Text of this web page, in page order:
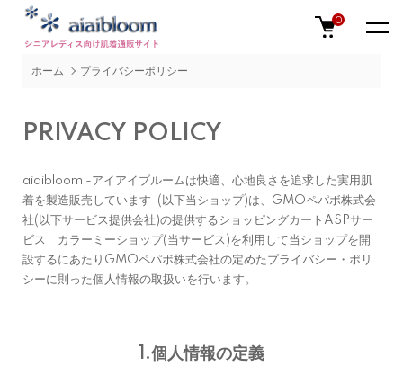
0
ホーム プライバシーポリシー
PRIVACY POLICY
aiaibloom -アイアイブルームは快適、心地良さを追求した実用肌
着を製造販売しています-(以下当ショップ)は、 GMOペパボ株式会
社(以下サービス提供会社)の提供するショッピングカートASPサー
ビス
カラーミーショップ(当サービス)を利用して当ショップを開
設するにあたりGMOペパボ株式会社の定めたプライバシー・ポリ
シーに則った個人情報の取扱いを行います。
1.個人情報の定義